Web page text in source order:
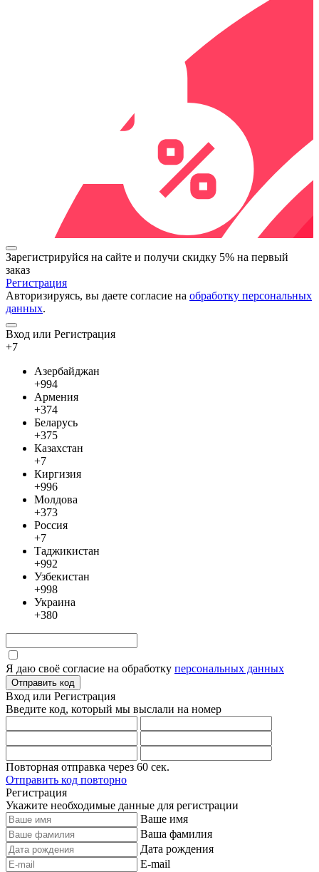
Зарегистрируйся на сайте и получи скидку 5% на первый
заказ
Регистрация
Авторизируясь, вы даете согласие на обработку персональных
данных.
Вход или Регистрация
+7
Азербайджан
+994
Армения
+374
Беларусь
+375
Казахстан
+7
Киргизия
+996
Молдова
+373
Россия
+7
Таджикистан
+992
Узбекистан
+998
Украина
+380
Я даю своё согласие на обработку персональных данных
Отправить код
Вход или Регистрация
Введите код, который мы выслали на номер
Повторная отправка через 60 сек.
Отправить код повторно
Регистрация
Укажите необходимые данные для регистрации
Ваше имя
Ваша фамилия
Дата рождения
E-mail